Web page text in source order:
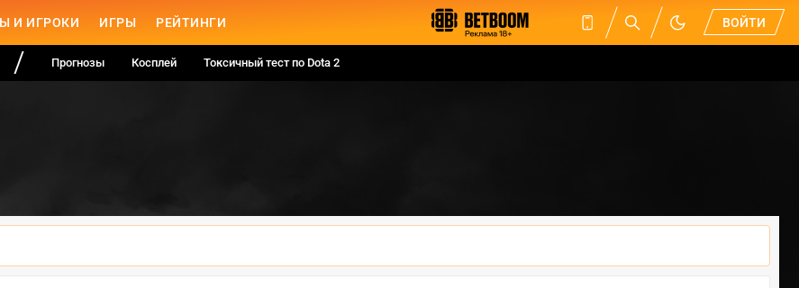
И ИГРОКИ ИГРЫ РЕЙТИНГИ ВОЙТИ
Прогнозы Косплей Токсичный тест по Dota 2